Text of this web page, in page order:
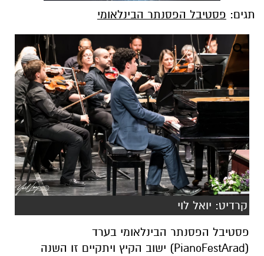
תגים: פסטיבל הפסנתר הבינלאומי
קרדיט: יואל לוי
פסטיבל הפסנתר הבינלאומי בערד
(PianoFestArad) ישוב הקיץ ויתקיים זו השנה